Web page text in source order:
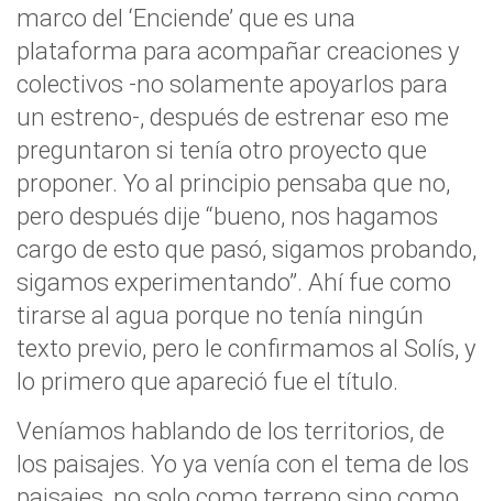
marco del ‘Enciende’ que es una
plataforma para acompañar creaciones y
colectivos -no solamente apoyarlos para
un estreno-, después de estrenar eso me
preguntaron si tenía otro proyecto que
proponer. Yo al principio pensaba que no,
pero después dije “bueno, nos hagamos
cargo de esto que pasó, sigamos probando,
sigamos experimentando”. Ahí fue como
tirarse al agua porque no tenía ningún
texto previo, pero le confirmamos al Solís, y
lo primero que apareció fue el título.
Veníamos hablando de los territorios, de
los paisajes. Yo ya venía con el tema de los